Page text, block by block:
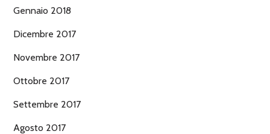
Gennaio 2018
Dicembre 2017
Novembre 2017
Ottobre 2017
Settembre 2017
Agosto 2017